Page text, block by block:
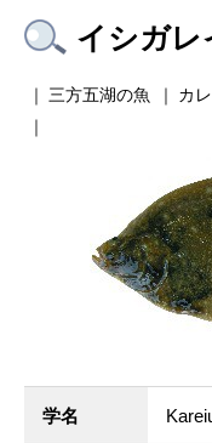
イシガレ
三方五湖の魚 カ
学名